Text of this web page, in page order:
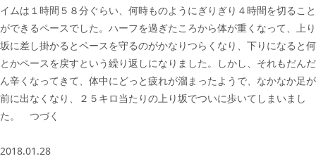
イムは１時間５８分ぐらい、何時ものようにぎりぎり４時間を切ること
ができるペースでした。ハーフを過ぎたころから体が重くなって、上り
坂に差し掛かるとペースを守るのがかなりつらくなり、下りになると何
とかペースを戻すという繰り返しになりました。しかし、それもだんだ
ん辛くなってきて、体中にどっと疲れが溜まったようで、なかなか足が
前に出なくなり、２５キロ当たりの上り坂でついに歩いてしまいまし
た。 つづく
2018.01.28